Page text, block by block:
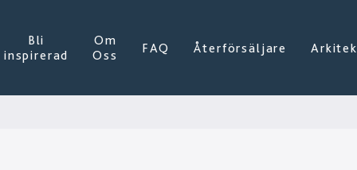
Bli
inspirerad
Om
Oss
FAQ Återförsäljare